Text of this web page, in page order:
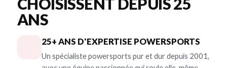
ANS
25+ ANS D'EXPERTISE POWERSPORTS
Un spécialiste powersports pur et dur depuis 2001,